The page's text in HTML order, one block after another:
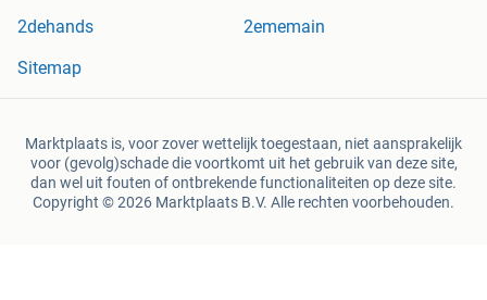
2dehands
2ememain
Sitemap
Marktplaats is, voor zover wettelijk toegestaan, niet aansprakelijk
voor (gevolg)schade die voortkomt uit het gebruik van deze site,
dan wel uit fouten of ontbrekende functionaliteiten op deze site.
Copyright © 2026 Marktplaats B.V. Alle rechten voorbehouden.